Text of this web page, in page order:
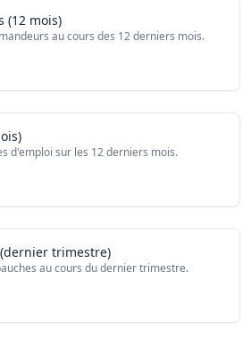
(12 mois)
au cours des 12 derniers mois.
d'emploi sur les 12 derniers mois.
trimestre)
au cours du dernier trimestre.